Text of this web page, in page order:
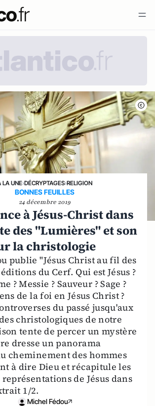
LA UNE›DÉCRYPTAGES›RELIGION
BONNES FEUILLES
24 décembre 2019
à Jésus-Christ dans
des "Lumières" et son
la christologie
publie "Jésus Christ au fil des
du Cerf. Qui est Jésus ?
? Messie ? Sauveur ? Sage ?
de la foi en Jésus Christ ?
du passé jusqu'aux
christologiques de notre
tente de percer un mystère
dresse un panorama
cheminement des hommes
à dire Dieu et récapitule les
de Jésus dans
1/2.
Michel Fédou